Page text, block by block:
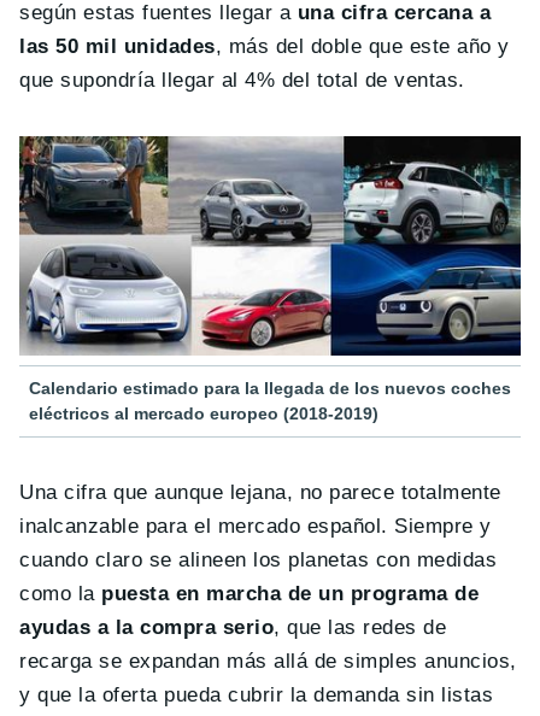
según estas fuentes llegar a una cifra cercana a
las 50 mil unidades, más del doble que este año y
que supondría llegar al 4% del total de ventas.
Calendario estimado para la llegada de los nuevos coches
eléctricos al mercado europeo (2018-2019)
Una cifra que aunque lejana, no parece totalmente
inalcanzable para el mercado español. Siempre y
cuando claro se alineen los planetas con medidas
como la puesta en marcha de un programa de
ayudas a la compra serio, que las redes de
recarga se expandan más allá de simples anuncios,
y que la oferta pueda cubrir la demanda sin listas